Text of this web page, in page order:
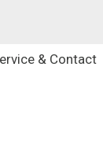
& Contact